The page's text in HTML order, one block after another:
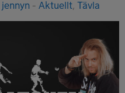
jennyn - Aktuellt, Tävla